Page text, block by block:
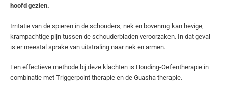
hoofd gezien.
Irritatie van de spieren in de schouders, nek en bovenrug kan hevige,
krampachtige pijn tussen de schouderbladen veroorzaken. In dat geval
is er meestal sprake van uitstraling naar nek en armen.
Een effectieve methode bij deze klachten is Houding-Oefentherapie in
combinatie met Triggerpoint therapie en de Guasha therapie.